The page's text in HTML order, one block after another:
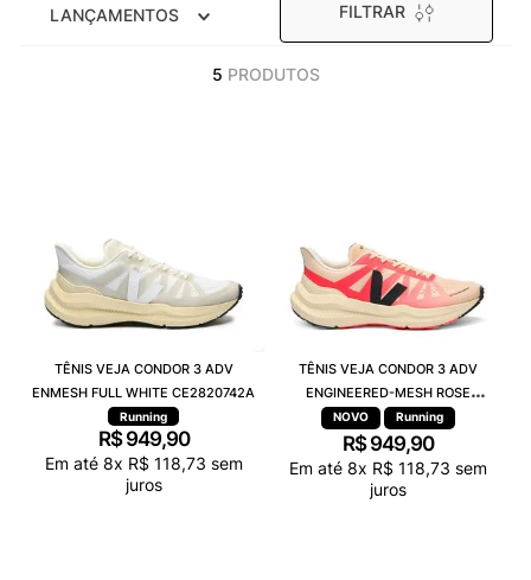
LANÇAMENTOS FILTRAR
5 PRODUTOS
TÊNIS VEJA CONDOR 3 ADV
ENMESH FULL WHITE CE2820742A
Running
R$ 949,90
Em até 8x R$ 118,73 sem
juros
TÊNIS VEJA CONDOR 3 ADV
ENGINEERED-MESH ROSE
GRADIENT CALCAIRE CE2821421A
Running
R$ 949,90
Em até 8x R$ 118,73 sem
juros
10º NEW 530